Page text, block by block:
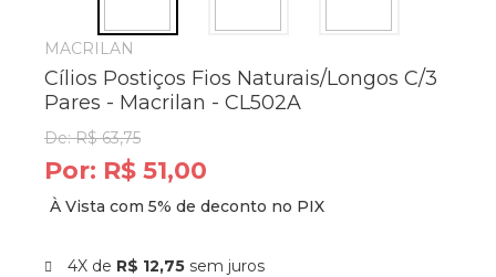
MACRILAN
Cílios Postiços Fios Naturais/Longos C/3
Pares - Macrilan - CL502A
De:R$ 63,75
Por: R$ 51,00
4X de R$ 12,75 sem juros